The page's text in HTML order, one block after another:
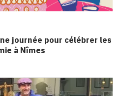
journée pour célébrer les
à Nîmes